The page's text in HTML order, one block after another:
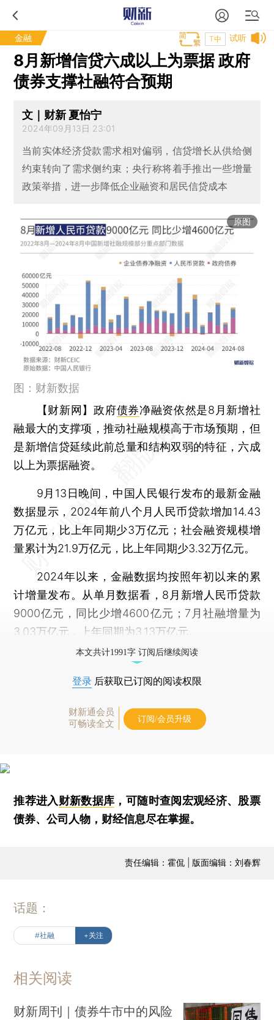
金融 试听
T中
8月新增信贷六成以上为票据 政府
债券支撑社融符合预期
文｜财新 夏怡宁
2024年09月13日 23:01
当前实体经济贷款需求相对偏弱，信贷增长从供给侧
约束转向了需求侧约束；央行称将着手推出一些增量
政策举措，进一步降低企业融资和居民信贷成本
原图
图：财新数据
【财新网】政府债券净融资依然是8月新增社
融最大的支撑项，推动社融规模高于市场预期，但
是新增信贷延续此前总量和结构双弱的特征，六成
以上为票据融资。
9月13日晚间，中国人民银行发布的最新金融
数据显示，2024年前八个月人民币贷款增加14.43
万亿元，比上年同期少3万亿元；社会融资规模增
量累计为21.9万亿元，比上年同期少3.32万亿元。
2024年以来，金融数据均按照年初以来的累
计增量发布。从单月数据看，8月新增人民币贷款
9000亿元，同比少增4600亿元；7月社融增量为
3.03万亿元，上年同期为3.13万亿元。
本文共计1991字 订阅后继续阅读
登录 后获取已订阅的阅读权限
财新通会员
可畅读全文
订阅/会员升级
推荐进入财新数据库 ，可随时查阅宏观经济、股票
债券、公司人物，财经信息尽在掌握。
责任编辑：霍侃 | 版面编辑：刘春辉
话题：
#社融 +关注
相关阅读
财新周刊｜债券牛市中的风险